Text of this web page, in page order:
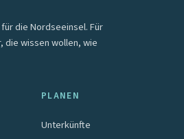
die Nordseeinsel. Für
die wissen wollen, wie
PLANEN
Unterkünfte